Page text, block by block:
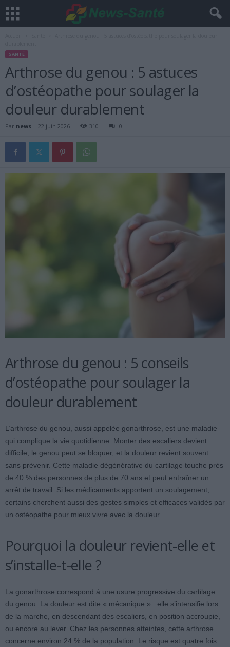
SANTÉ
Arthrose du genou : 5 astuces
d’ostéopathe pour soulager la
douleur durablement
Par news - 22 juin 2026 310 0
Arthrose du genou : 5 conseils
d’ostéopathe pour soulager la
douleur durablement
L’arthrose du genou, aussi appelée gonarthrose, est une maladie
qui complique la vie quotidienne. Monter des escaliers devient
difficile, le genou peut se bloquer, et la douleur revient souvent
sans prévenir. Cette maladie dégénérative du cartilage touche près
de 40 % des personnes de plus de 70 ans et peut entraîner un
arrêt de travail. Si les médicaments apportent un soulagement,
certains cherchent aussi des gestes simples et efficaces validés par
un ostéopathe pour mieux vivre avec la douleur.
Pourquoi la douleur revient-elle et
s’installe-t-elle ?
La gonarthrose correspond à une usure progressive du cartilage
du genou. La douleur est dite « mécanique » : elle s’intensifie lors
de la marche, en descendant des escaliers, en position accroupie,
ou encore au lever. Chez les personnes atteintes, cette arthrose
concerne environ 24 % de la population. Le risque est quatre fois